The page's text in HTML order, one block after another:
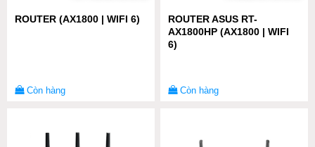
ROUTER (AX1800 | WIFI 6)
Còn hàng
ROUTER ASUS RT-
AX1800HP (AX1800 | WIFI
6)
Còn hàng